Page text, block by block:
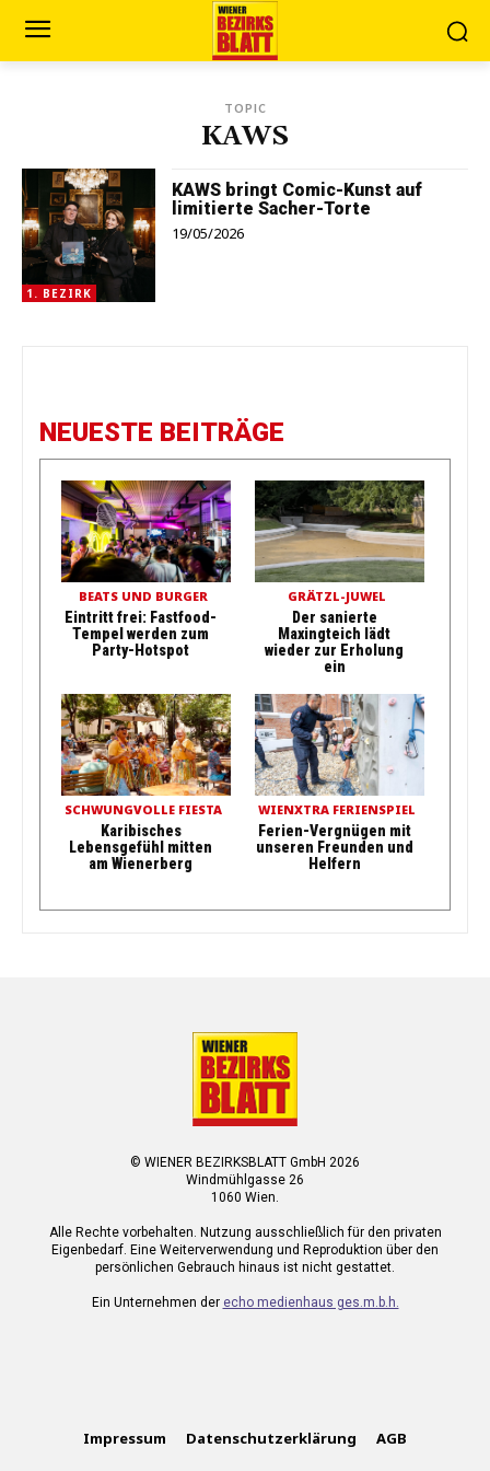
TOPIC
KAWS
1. BEZIRK
KAWS bringt Comic-Kunst auf
limitierte Sacher-Torte
19/05/2026
NEUESTE BEITRÄGE
BEATS UND BURGER
Eintritt frei: Fastfood-
Tempel werden zum
Party-Hotspot
GRÄTZL-JUWEL
Der sanierte
Maxingteich lädt
wieder zur Erholung
ein
SCHWUNGVOLLE FIESTA
Karibisches
Lebensgefühl mitten
am Wienerberg
WIENXTRA FERIENSPIEL
Ferien-Vergnügen mit
unseren Freunden und
Helfern
© WIENER BEZIRKSBLATT GmbH 2026
Windmühlgasse 26
1060 Wien.
Alle Rechte vorbehalten. Nutzung ausschließlich für den privaten
Eigenbedarf. Eine Weiterverwendung und Reproduktion über den
persönlichen Gebrauch hinaus ist nicht gestattet.
Ein Unternehmen der echo medienhaus ges.m.b.h.
Impressum Datenschutzerklärung AGB